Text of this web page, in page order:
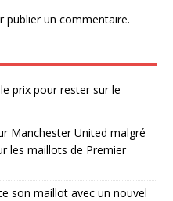
publier un commentaire.
prix pour rester sur le
Manchester United malgré
les maillots de Premier
son maillot avec un nouvel